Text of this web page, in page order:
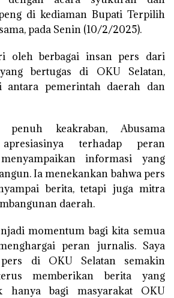
di kediaman Bupati Terpilih
pada Senin (10/2/2025).
oleh berbagai insan pers dari
bertugas di OKU Selatan,
antara pemerintah daerah dan
penuh keakraban, Abusama
terhadap peran
informasi yang
Ia menekankan bahwa pers
berita, tetapi juga mitra
daerah.
momentum bagi kita semua
peran jurnalis. Saya
di OKU Selatan semakin
memberikan berita yang
hanya bagi masyarakat OKU